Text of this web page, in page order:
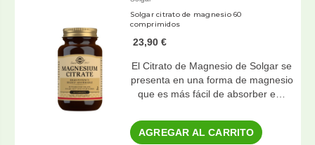
Solgar citrato de magnesio 60
comprimidos
23,90 €
El Citrato de Magnesio de Solgar se
presenta en una forma de magnesio
que es más fácil de absorber e…
AGREGAR AL CARRITO